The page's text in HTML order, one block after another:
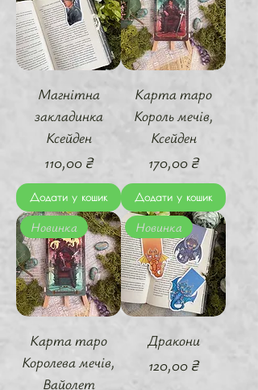
Магнітна
закладинка
Ксейден
Ціна
110,00 ₴
Додати у кошик
Карта таро
Король мечів,
Ксейден
Ціна
170,00 ₴
Додати у кошик
Новинка
Карта таро
Королева мечів,
Вайолет
Новинка
Дракони
Ціна
120,00 ₴